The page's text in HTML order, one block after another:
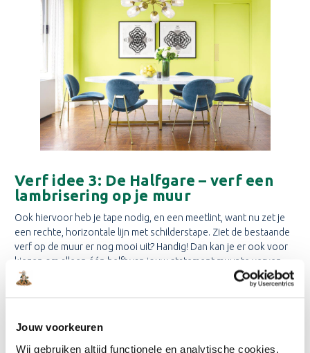
Jouw voorkeuren
Wij gebruiken altijd functionele en analytische cookies.
Verf idee 3: De Halfgare – verf een
lambrisering op je muur
Ook hiervoor heb je tape nodig, en een meetlint, want nu zet je
een rechte, horizontale lijn met schilderstape. Ziet de bestaande
verf op de muur er nog mooi uit? Handig! Dan kan je er ook voor
kiezen om alleen één helft van jouw statement muur te verven.
Laat de muurverf in een donkerdere tint mengen voor een
muur of verf je de lambrisering op 2/3
gewoon de hoogte van een dressoir of nachtkastje voor de